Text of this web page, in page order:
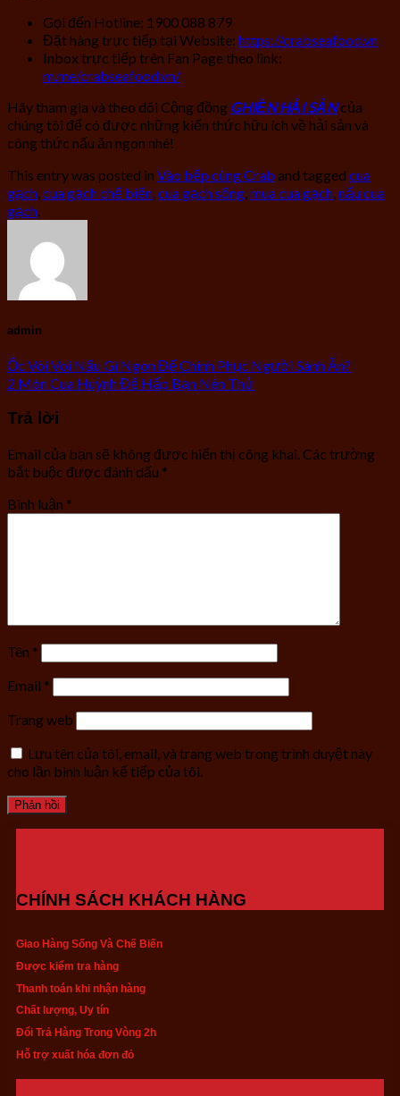
Gọi đến Hotline: 1900 088 879
Đặt hàng trực tiếp tại Website: https://crabseafood.vn
Inbox trực tiếp trên Fan Page theo link:
m.me/crabseafood.vn/
Hãy tham gia và theo dõi Cộng đồng GHIỀN HẢI SẢNcủa
chúng tôi để có được những kiến thức hữu ích về hải sản và
công thức nấu ăn ngon nhé!
This entry was posted in Vào bếp cùng Crab and tagged cua
gạch,cua gạch chế biến,cua gạch sống,mua cua gạch,nấu cua
gạch.
admin
Ốc Vòi Voi Nấu Gì Ngon Để Chinh Phục Người Sành Ăn?
2 Món Cua Huỳnh Đế Hấp Bạn Nên Thử
Trả lời
Email của bạn sẽ không được hiển thị công khai. Các trường
bắt buộc được đánh dấu *
Bình luận *
Tên *
Email *
Trang web
Lưu tên của tôi, email, và trang web trong trình duyệt này
cho lần bình luận kế tiếp của tôi.
CHÍNH SÁCH KHÁCH HÀNG
Giao Hàng Sống Và Chế Biến
Được kiểm tra hàng
Thanh toán khi nhận hàng
Chất lượng, Uy tín
Đổi Trả Hàng Trong Vòng 2h
Hỗ trợ xuất hóa đơn đỏ